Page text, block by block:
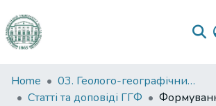
Communities
&
Home
03. Геолого-географічний факультет
Статті та доповіді ГГФ